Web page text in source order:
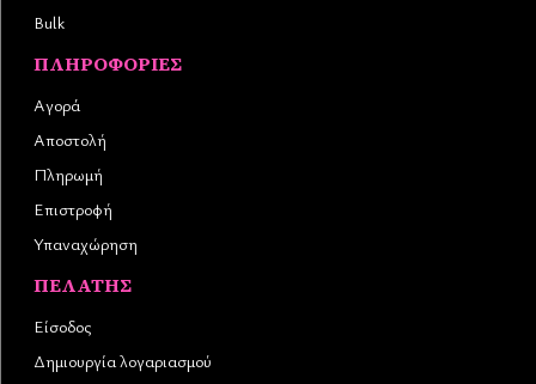
Bulk
ΠΛΗΡΟΦΟΡΊΕΣ
Αγορά
Αποστολή
Πληρωμή
Επιστροφή
Υπαναχώρηση
ΠΕΛΆΤΗΣ
Είσοδος
Δημιουργία λογαριασμού